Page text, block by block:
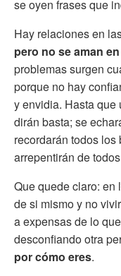
se oyen frases que
Hay relaciones en
pero no se aman
problemas surgen
porque no hay
y envidia. Hasta que
dirán basta; se
recordarán todos
arrepentirán de
Que quede claro: en
de si mismo y no
a expensas de lo
desconfiando otra
por cómo eres.